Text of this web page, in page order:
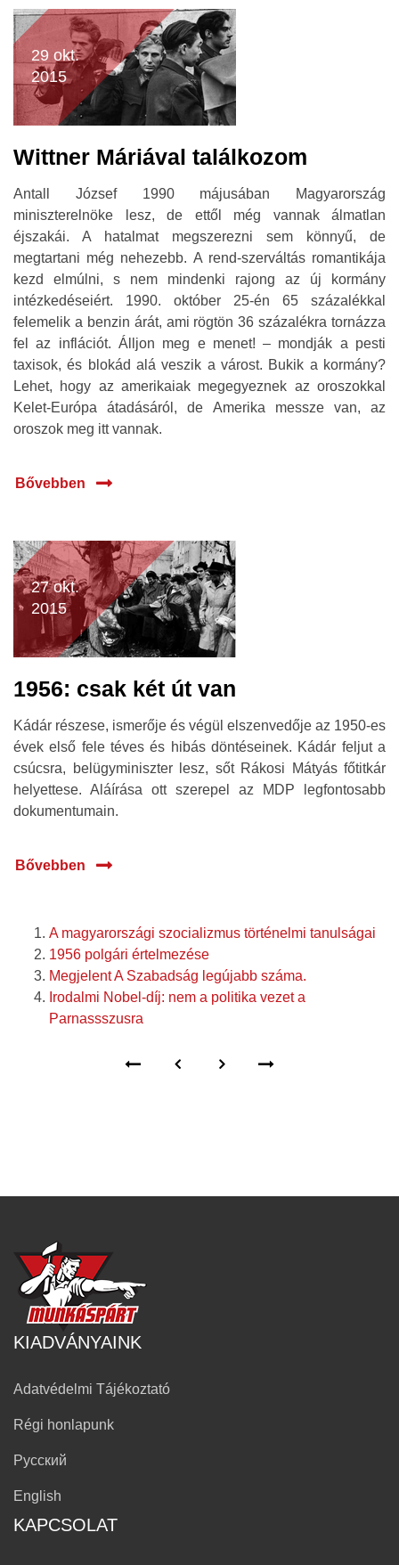
29 okt.
2015
Wittner Máriával találkozom
Antall József 1990 májusában Magyarország
miniszterelnöke lesz, de ettől még vannak álmatlan
éjszakái. A hatalmat megszerezni sem könnyű, de
megtartani még nehezebb. A rend-szerváltás romantikája
kezd elmúlni, s nem mindenki rajong az új kormány
intézkedéseiért. 1990. október 25-én 65 százalékkal
felemelik a benzin árát, ami rögtön 36 százalékra tornázza
fel az inflációt. Álljon meg e menet! – mondják a pesti
taxisok, és blokád alá veszik a várost. Bukik a kormány?
Lehet, hogy az amerikaiak megegyeznek az oroszokkal
Kelet-Európa átadásáról, de Amerika messze van, az
oroszok meg itt vannak.
Bővebben
27 okt.
2015
1956: csak két út van
Kádár részese, ismerője és végül elszenvedője az 1950-es
évek első fele téves és hibás döntéseinek. Kádár feljut a
csúcsra, belügyminiszter lesz, sőt Rákosi Mátyás főtitkár
helyettese. Aláírása ott szerepel az MDP legfontosabb
dokumentumain.
Bővebben
A magyarországi szocializmus történelmi tanulságai
1956 polgári értelmezése
Megjelent A Szabadság legújabb száma.
Irodalmi Nobel-díj: nem a politika vezet a
Parnassszusra
KIADVÁNYAINK
Adatvédelmi Tájékoztató
Régi honlapunk
Русский
English
KAPCSOLAT